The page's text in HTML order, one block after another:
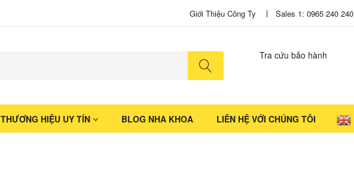
Giới Thiệu Công Ty Sales 1: 0965 240 240
Tra cứu bảo hành
THƯƠNG HIỆU UY TÍN BLOG NHA KHOA LIÊN HỆ VỚI CHÚNG TÔI